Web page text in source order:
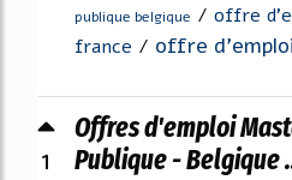
publique belgique / offre
france / offre
1
Offres d'emploi
Publique - Belgique